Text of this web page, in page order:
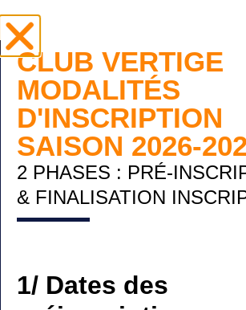
COUPE DE
VÉTÉRAN / 4 &
CLUB VERTIGE
MODALITÉS
D'INSCRIPTION
SAISON 2026-
2 PHASES : PRÉ-
& FINALISATION
1/ Dates des